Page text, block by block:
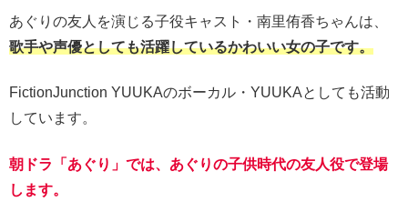
あぐりの友人を演じる子役キャスト・南里侑香ちゃんは、
歌手や声優としても活躍しているかわいい女の子です。
FictionJunction YUUKAのボーカル・YUUKAとしても活動
しています。
朝ドラ「あぐり」では、あぐりの子供時代の友人役で登場
します。